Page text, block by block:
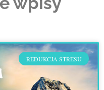
REDUKCJA STRESU